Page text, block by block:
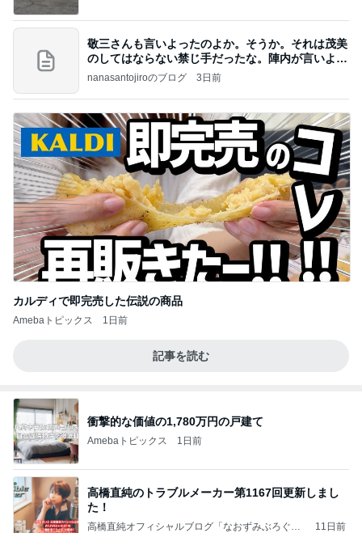
敬三さんも言いよったのよか。そうか。それは茂美
のしてはならない禁じ手だったな。陣内が言いよる
のよ
nanasantojiroのブログ 3日前
カルディで即完売した伝説の商品
Amebaトピックス 1日前
記事を読む
衝撃的な価値の1,780万円の戸建て
Amebaトピックス 1日前
高橋直純のトラブルメーカー第1167回更新しまし
た！
高橋直純オフィシャルブログ「なおずみぶろぐ」
11日前